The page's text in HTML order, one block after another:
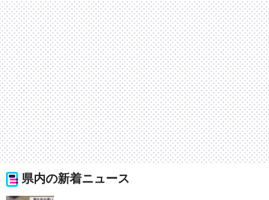
県内の新着ニュース